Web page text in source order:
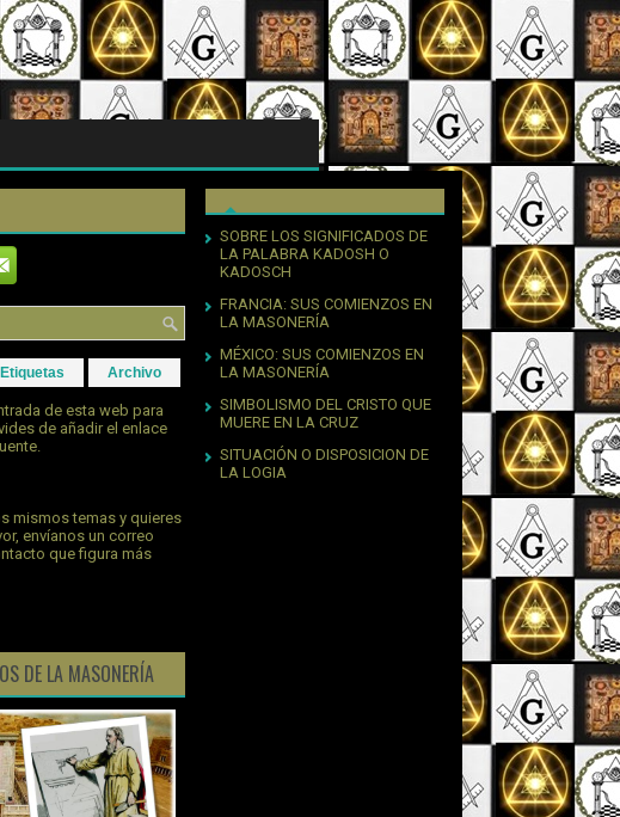
Etiquetas Archivo
de esta web para
de añadir el enlace
mismos temas y quieres
envíanos un correo
que figura más
DE LA MASONERÍA
SOBRE LOS SIGNIFICADOS DE
LA PALABRA KADOSH O
KADOSCH
FRANCIA: SUS COMIENZOS EN
LA MASONERÍA
MÉXICO: SUS COMIENZOS EN
LA MASONERÍA
SIMBOLISMO DEL CRISTO QUE
MUERE EN LA CRUZ
SITUACIÓN O DISPOSICION DE
LA LOGIA